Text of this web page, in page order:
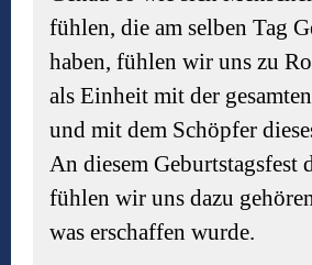
fühlen, die am selben Tag
haben, fühlen wir uns zu
als Einheit mit der
und mit dem Schöpfer
An diesem Geburtstagsfest
fühlen wir uns dazu
was erschaffen wurde.